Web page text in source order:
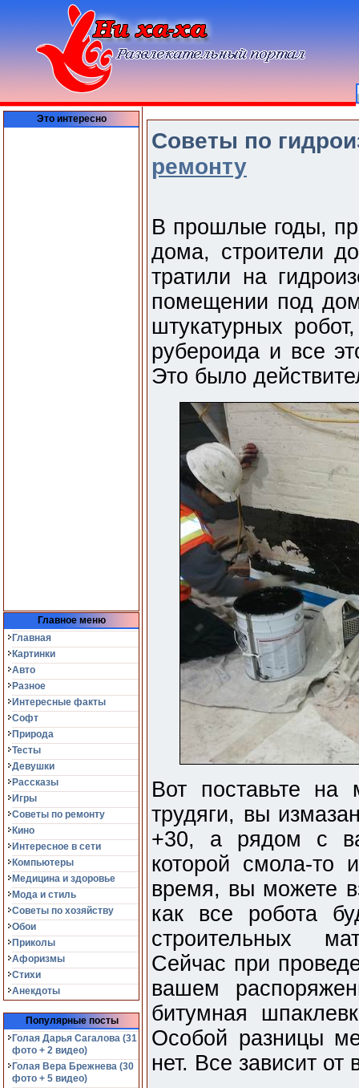
Это интересно
Главное меню
Главная
Картинки
Авто
Разное
Интересные факты
Софт
Природа
Тесты
Девушки
Рассказы
Игры
Советы по ремонту
Кино
Интересное в сети
Компьютеры
Медицина и здоровье
Мода и стиль
Советы по хозяйству
Обои
Приколы
Афоризмы
Стихи
Анекдоты
Популярные посты
Голая Дарья Сагалова (31
фото + 2 видео)
Голая Вера Брежнева (30
фото + 5 видео)
Советы по
ремонту
В прошлые годы,
дома, строители
тратили на
помещении под
штукатурных
рубероида и все
Это было
Вот поставьте на
трудяги, вы
+30, а рядом с
которой смола-то
время, вы можете
как все робота
строительных
Сейчас при
вашем
битумная
Особой разницы
нет. Все зависит